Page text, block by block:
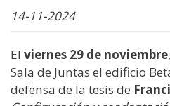
14-11-2024
El viernes 29 de noviembre
Sala de Juntas el edificio
defensa de la tesis de